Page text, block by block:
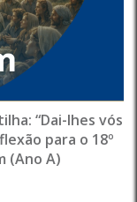
“Dai-lhes vós
para o 18º
(Ano A)